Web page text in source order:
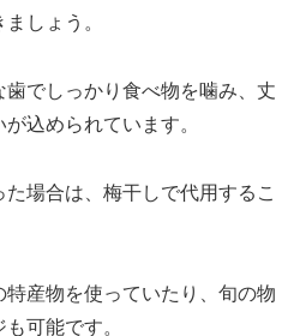
しょう。
でしっかり食べ物を噛み、丈
込められています。
場合は、梅干しで代用するこ
産物を使っていたり、旬の物
可能です。